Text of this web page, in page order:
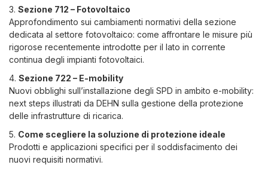
3. Sezione 712 – Fotovoltaico
Approfondimento sui cambiamenti normativi della sezione
dedicata al settore fotovoltaico: come affrontare le misure più
rigorose recentemente introdotte per il lato in corrente
continua degli impianti fotovoltaici.
4. Sezione 722 – E-mobility
Nuovi obblighi sull’installazione degli SPD in ambito e-mobility:
next steps illustrati da DEHN sulla gestione della protezione
delle infrastrutture di ricarica.
5. Come scegliere la soluzione di protezione ideale
Prodotti e applicazioni specifici per il soddisfacimento dei
nuovi requisiti normativi.